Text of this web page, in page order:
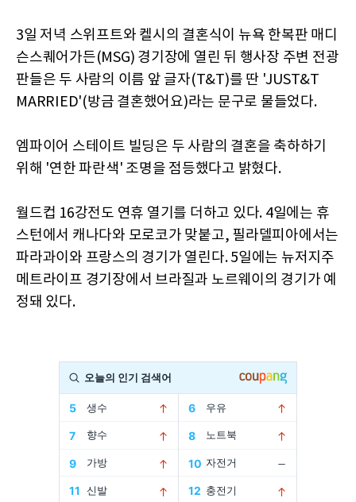
3일 저녁 스위프트와 켈시의 결혼식이 뉴욕 한복판 매디
슨스퀘어가든(MSG) 경기장에 열린 뒤 행사장 주변 전광
판들은 두 사람의 이름 앞 글자(T&T)를 딴 'JUST&T
MARRIED'(방금 결혼했어요)라는 문구로 물들었다.
엠파이어 스테이트 빌딩은 두 사람의 결혼을 축하하기
위해 '연한 파란색' 조명을 점등했다고 밝혔다.
월드컵 16강전도 연휴 열기를 더하고 있다. 4일에는 휴
스턴에서 캐나다와 모로코가 맞붙고, 필라델피아에서는
파라과이와 프랑스의 경기가 열린다. 5일에는 뉴저지주
메트라이프 경기장에서 브라질과 노르웨이의 경기가 예
정돼 있다.